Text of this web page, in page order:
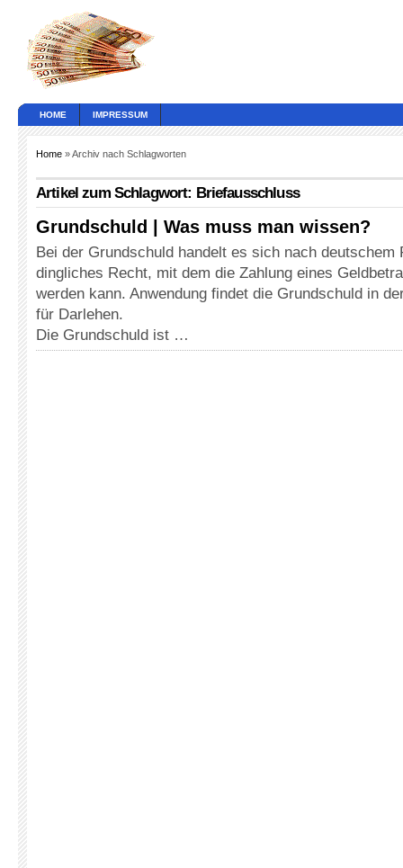
HOME IMPRESSUM
Home » Archiv nach Schlagworten
Artikel zum Schlagwort: Briefausschluss
Grundschuld | Was muss man wissen?
Bei der Grundschuld handelt es sich nach deutschem
dingliches Recht, mit dem die Zahlung eines
werden kann. Anwendung findet die Grundschuld in
für Darlehen.
Die Grundschuld ist …